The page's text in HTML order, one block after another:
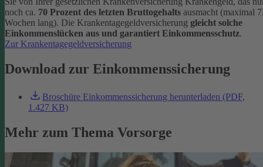
noch ca. 70 Prozent des letzten Bruttogehalts ausmacht (maximal
Wochen lang). Die Krankentagegeldversicherung gleicht solche
Einkommenslücken aus und garantiert Einkommensschutz.
Zur Krankentagegeldversicherung
Download zur Einkommenssicherung
Broschüre Einkommenssicherung herunterladen (PDF,
1.427 KB)
Mehr zum Thema Vorsorge